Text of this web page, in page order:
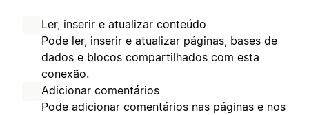
Ler, inserir e atualizar conteúdo
Pode ler, inserir e atualizar páginas, bases de
dados e blocos compartilhados com esta
conexão.
Adicionar comentários
Pode adicionar comentários nas páginas e nos